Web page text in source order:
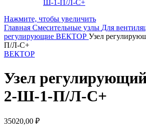
Нажмите, чтобы увеличить
Главная Смесительные узлы Для
регулирующие ВЕКТОР Узел
П/Л-С+
ВЕКТОР
Узел
2-Ш-1-П/Л-С+
35020,00 ₽